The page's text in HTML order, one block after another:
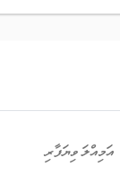
އަމިއްލަ ވިޔަފާރި